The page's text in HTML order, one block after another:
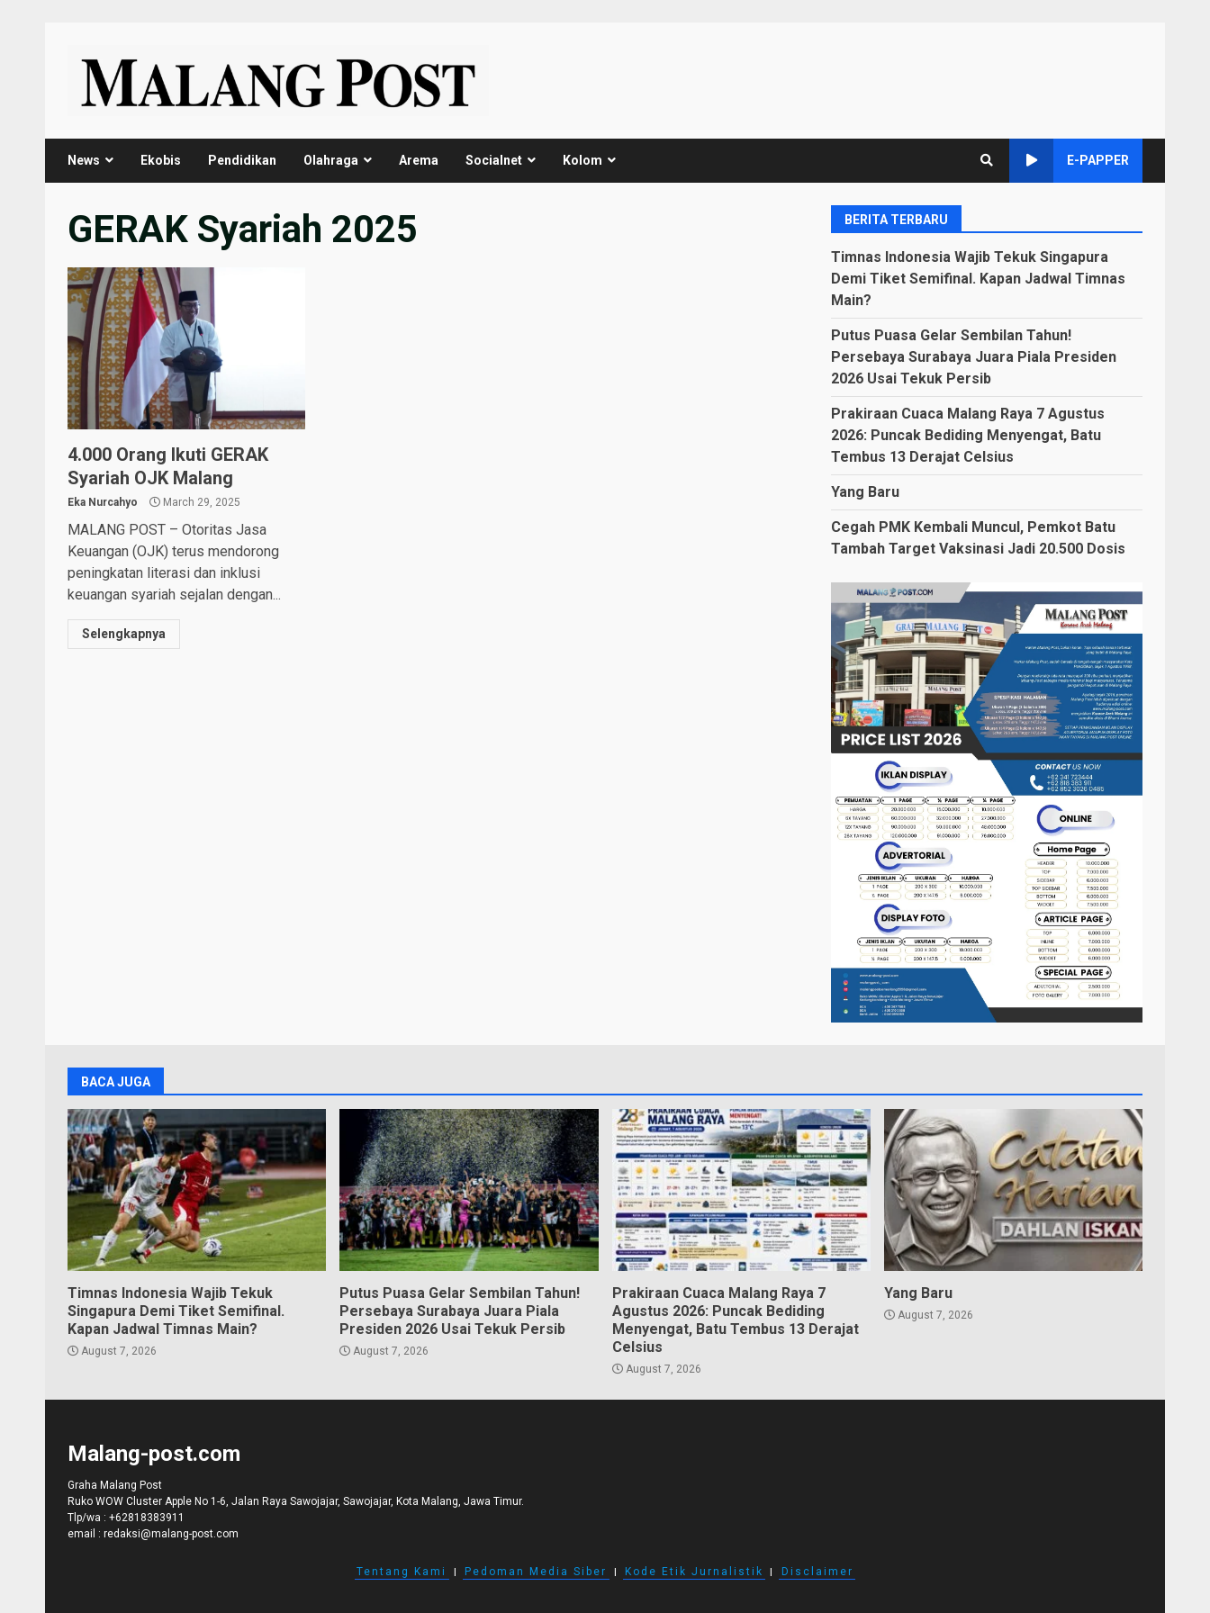
content
News Ekobis Pendidikan Olahraga Arema Socialnet Kolom E-PAPPER
GERAK Syariah 2025
4.000 Orang Ikuti GERAK
Syariah OJK Malang
Eka Nurcahyo March 29, 2025
MALANG POST – Otoritas Jasa
Keuangan (OJK) terus mendorong
peningkatan literasi dan inklusi
keuangan syariah sejalan dengan...
Selengkapnya
BERITA TERBARU
Timnas Indonesia Wajib Tekuk Singapura
Demi Tiket Semifinal. Kapan Jadwal Timnas
Main?
Putus Puasa Gelar Sembilan Tahun!
Persebaya Surabaya Juara Piala Presiden
2026 Usai Tekuk Persib
Prakiraan Cuaca Malang Raya 7 Agustus
2026: Puncak Bediding Menyengat, Batu
Tembus 13 Derajat Celsius
Yang Baru
Cegah PMK Kembali Muncul, Pemkot Batu
Tambah Target Vaksinasi Jadi 20.500 Dosis
BACA JUGA
Timnas Indonesia Wajib Tekuk
Singapura Demi Tiket Semifinal.
Kapan Jadwal Timnas Main?
August 7, 2026
Putus Puasa Gelar Sembilan Tahun!
Persebaya Surabaya Juara Piala
Presiden 2026 Usai Tekuk Persib
August 7, 2026
Prakiraan Cuaca Malang Raya 7
Agustus 2026: Puncak Bediding
Menyengat, Batu Tembus 13 Derajat
Celsius
August 7, 2026
Yang Baru
August 7, 2026
Malang-post.com
Graha Malang Post
Ruko WOW Cluster Apple No 1-6, Jalan Raya Sawojajar, Sawojajar, Kota Malang, Jawa Timur.
Tlp/wa : +62818383911
email : redaksi@malang-post.com
Tentang Kami I Pedoman Media Siber I Kode Etik Jurnalistik I Disclaimer